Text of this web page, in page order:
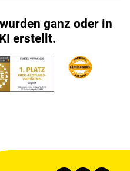
ganz oder in
erstellt.